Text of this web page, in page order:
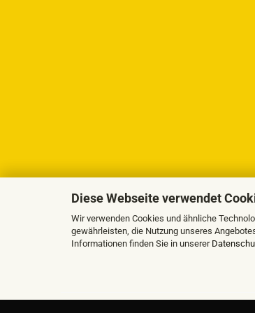
Diese Webseite verwendet
Wir verwenden Cookies und ähnliche
gewährleisten, die Nutzung unseres
Informationen finden Sie in unserer